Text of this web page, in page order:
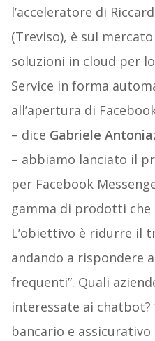
l’acceleratore di
(Treviso), è sul
soluzioni in cloud per
Service in forma
all’apertura di
– dice Gabriele
– abbiamo lanciato il
per Facebook
gamma di prodotti che
L’obiettivo è ridurre il
andando a rispondere
frequenti”. Quali
interessate ai chatbot?
bancario e